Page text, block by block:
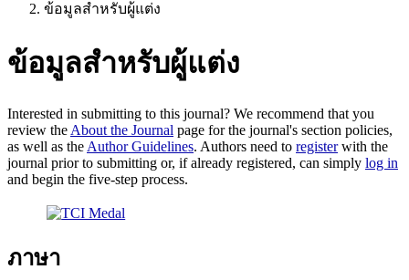
ข้อมูลสำหรับผู้แต่ง
ข้อมูลสำหรับผู้แต่ง
Interested in submitting to this journal? We recommend that you
review the About the Journal page for the journal's section policies,
as well as the Author Guidelines. Authors need to registerwith the
journal prior to submitting or, if already registered, can simply log in
and begin the five-step process.
ภาษา